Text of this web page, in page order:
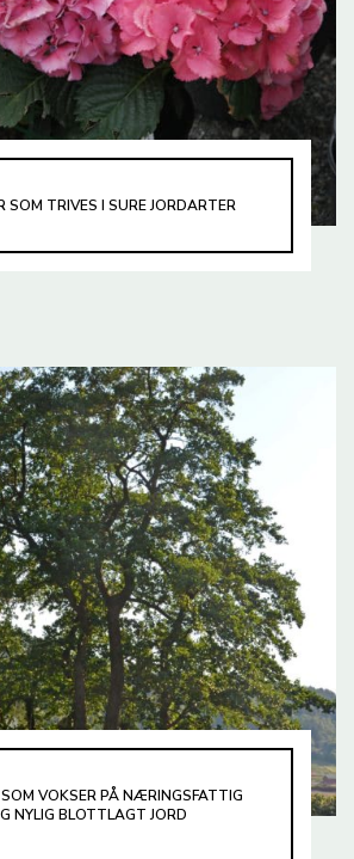
SOM TRIVES I SURE JORDARTER
VOKSER PÅ NÆRINGSFATTIG
NYLIG BLOTTLAGT JORD